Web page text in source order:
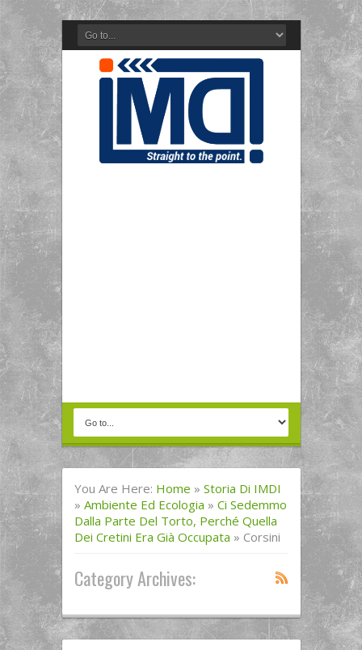
You Are Here: Home » Storia Di IMDI
» Ambiente Ed Ecologia » Ci Sedemmo
Dalla Parte Del Torto, Perché Quella
Dei Cretini Era Già Occupata » Corsini
Category Archives: